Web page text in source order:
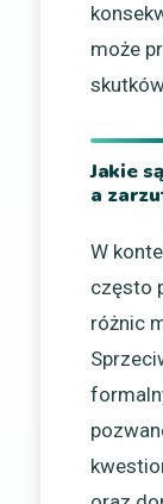
może
Jakie
a
W
często
różnic